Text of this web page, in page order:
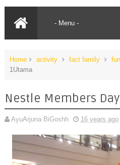
Home activity fact family fun
1Utama
Nestle Members
AyuArjuna BiGoshh 16 years ago